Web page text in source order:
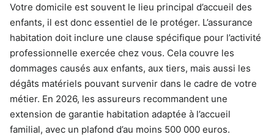
Votre domicile est souvent le lieu principal d’accueil des
enfants, il est donc essentiel de le protéger. L’assurance
habitation doit inclure une clause spécifique pour l’activité
professionnelle exercée chez vous. Cela couvre les
dommages causés aux enfants, aux tiers, mais aussi les
dégâts matériels pouvant survenir dans le cadre de votre
métier. En 2026, les assureurs recommandent une
extension de garantie habitation adaptée à l’accueil
familial, avec un plafond d’au moins 500 000 euros.